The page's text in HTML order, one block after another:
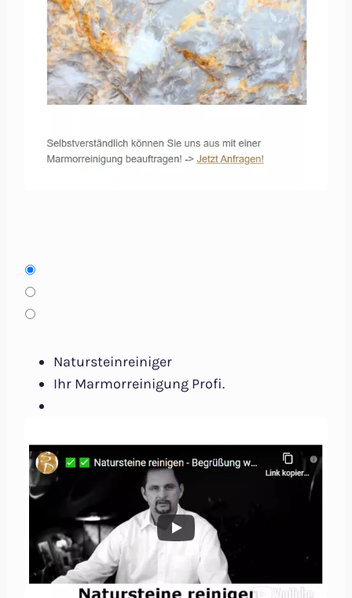
Natursteinreiniger
Ihr Marmorreinigung Profi.